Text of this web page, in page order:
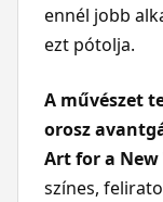
ennél jobb
ezt pótolja.
A művészet
orosz
Art for a New
színes,